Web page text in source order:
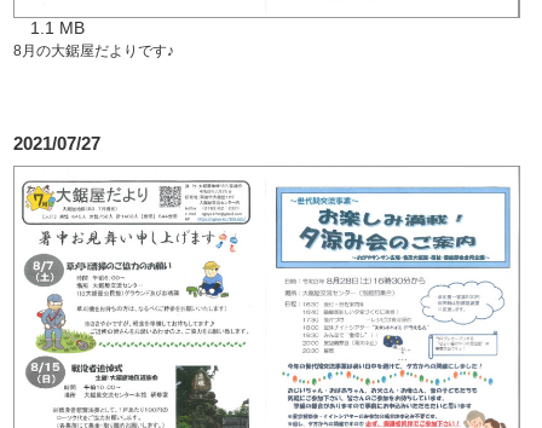
1.1 MB
8月の大鋸屋だよりです♪
2021/07/27